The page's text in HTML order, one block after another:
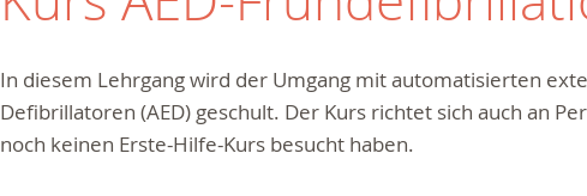
In diesem Lehrgang wird der Umgang mit automatisierten
Defibrillatoren (AED) geschult. Der Kurs richtet sich auch an
noch keinen Erste-Hilfe-Kurs besucht haben.